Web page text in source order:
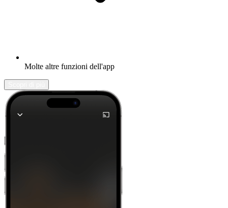
Molte altre funzioni dell'app